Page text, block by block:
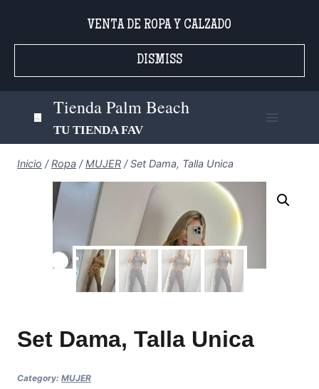
contenido
VENTA DE ROPA Y CALZADO
DISMISS
Tienda Palm Beach
TU TIENDA FAV
Inicio / Ropa / MUJER / Set Dama, Talla Unica
Set Dama, Talla Unica
Category: MUJER